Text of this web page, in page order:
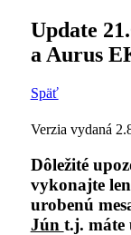
Update
a Aurus
Späť
Verzia vydaná
Dôležité
vykonajte
urobenú
Jún t.j. máte